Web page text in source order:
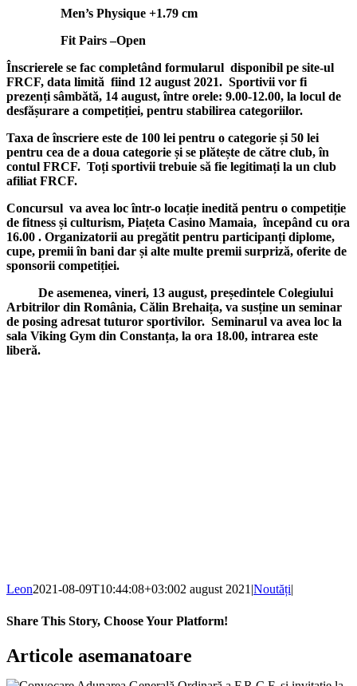
Men’s Physique +1.79 cm
Fit Pairs –Open
Înscrierele se fac completând formularul disponibil pe site-ul
FRCF, data limită fiind 12 august 2021. Sportivii vor fi
prezenți sâmbătă, 14 august, între orele: 9.00-12.00, la locul de
desfășurare a competiției, pentru stabilirea categoriilor.
Taxa de înscriere este de 100 lei pentru o categorie și 50 lei
pentru cea de a doua categorie și se plătește de către club, în
contul FRCF. Toți sportivii trebuie să fie legitimați la un club
afiliat FRCF.
Concursul va avea loc într-o locație inedită pentru o competiție
de fitness și culturism, Piațeta Casino Mamaia, începând cu ora
16.00 . Organizatorii au pregătit pentru participanți diplome,
cupe, premii în bani dar și alte multe premii surpriză, oferite de
sponsorii competiției.
De asemenea, vineri, 13 august, președintele Colegiului
Arbitrilor din România, Călin Brehaița, va susține un seminar
de posing adresat tuturor sportivilor. Seminarul va avea loc la
sala Viking Gym din Constanța, la ora 18.00, intrarea este
liberă.
Leon2021-08-09T10:44:08+03:002 august 2021 |Noutăți|
Share This Story, Choose Your Platform!
Facebook
X
Reddit
LinkedIn
WhatsApp
Telegram
Tumblr
Pinterest
Vk
Xing
E-
mail:
Articole asemanatoare